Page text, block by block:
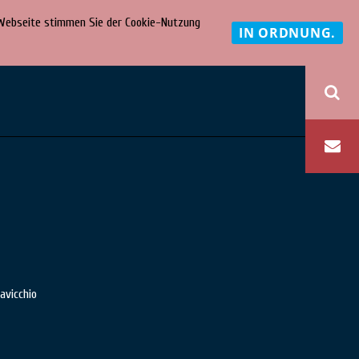
stimmen Sie der Cookie-Nutzung
IN ORDNUNG.